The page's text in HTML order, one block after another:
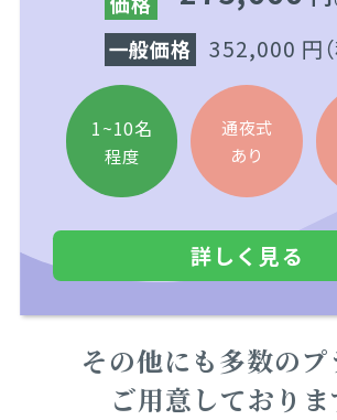
一般価格 352,000 円
1~10名
程度
通夜式
あり
詳しく見る
その他にも多数のプ
ご用意しておりま